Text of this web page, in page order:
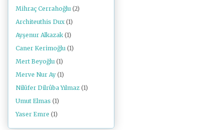
Mihraç Cerrahoğlu (2)
Architeuthis Dux (1)
Ayşenur Alkazak (1)
Caner Kerimoğlu (1)
Mert Beyoğlu (1)
Merve Nur Ay (1)
Nilüfer Dilrûba Yılmaz (1)
Umut Elmas (1)
Yaser Emre (1)